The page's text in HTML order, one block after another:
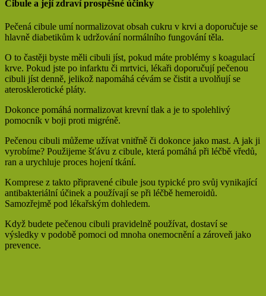
Cibule a její zdraví prospěšné účinky
Pečená cibule umí normalizovat obsah cukru v krvi a doporučuje se
hlavně diabetikům k udržování normálního fungování těla.
O to častěji byste měli cibuli jíst, pokud máte problémy s koagulací
krve. Pokud jste po infarktu či mrtvici, lékaři doporučují pečenou
cibuli jíst denně, jelikož napomáhá cévám se čistit a uvolňují se
aterosklerotické pláty.
Dokonce pomáhá normalizovat krevní tlak a je to spolehlivý
pomocník v boji proti migréně.
Pečenou cibuli můžeme užívat vnitřně či dokonce jako mast. A jak ji
vyrobíme? Použijeme šťávu z cibule, která pomáhá při léčbě vředů,
ran a urychluje proces hojení tkání.
Komprese z takto připravené cibule jsou typické pro svůj vynikající
antibakteriální účinek a používají se při léčbě hemeroidů.
Samozřejmě pod lékařským dohledem.
Když budete pečenou cibuli pravidelně používat, dostaví se
výsledky v podobě pomoci od mnoha onemocnění a zároveň jako
prevence.